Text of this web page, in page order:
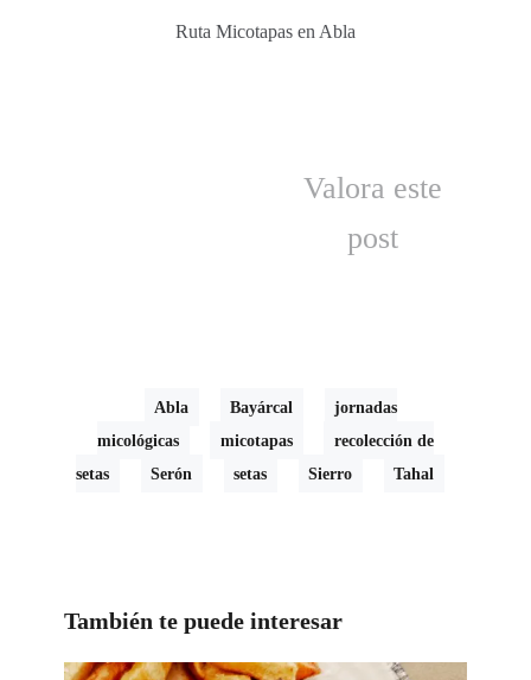
Ruta Micotapas en Abla
Valora este
post
Abla Bayárcal
jornadas
micológicas
micotapas
recolección de
setas
Serón setas Sierro Tahal
También te puede interesar